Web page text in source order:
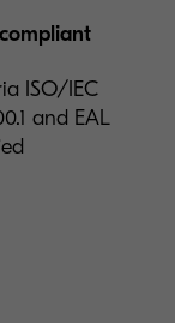
ISO/IEC
and EAL